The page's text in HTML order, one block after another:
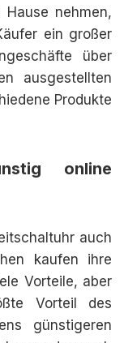
nehmen,
ein großer
über
ausgestellten
Produkte
online
auch
kaufen ihre
Vorteile, aber
Vorteil des
günstigeren